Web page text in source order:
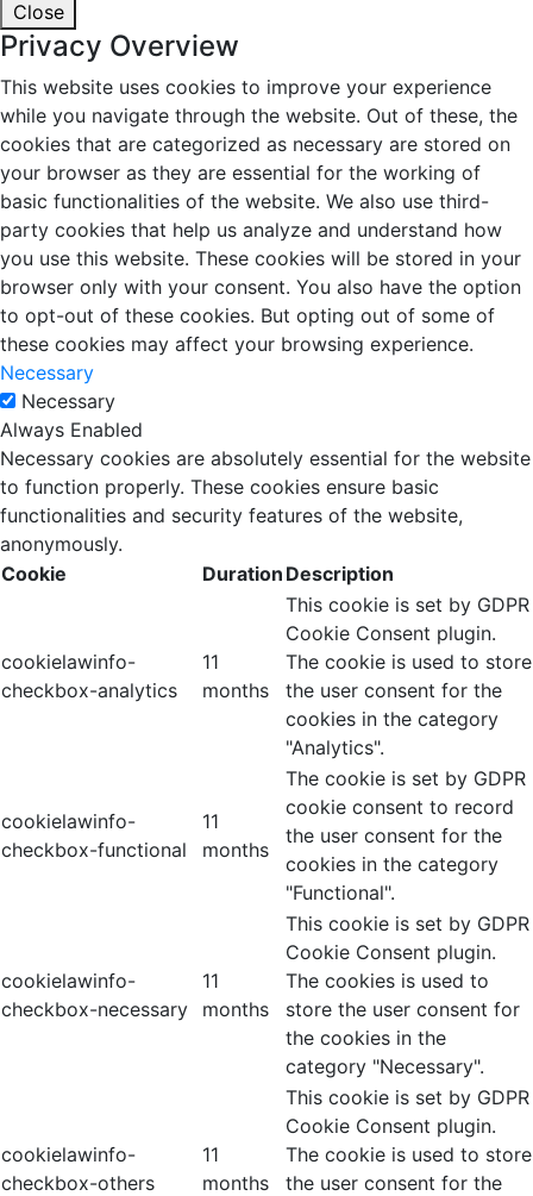
Close
Privacy Overview
This website uses cookies to improve your experience
while you navigate through the website. Out of these, the
cookies that are categorized as necessary are stored on
your browser as they are essential for the working of
basic functionalities of the website. We also use third-
party cookies that help us analyze and understand how
you use this website. These cookies will be stored in your
browser only with your consent. You also have the option
to opt-out of these cookies. But opting out of some of
these cookies may affect your browsing experience.
Necessary
Necessary
Always Enabled
Necessary cookies are absolutely essential for the website
to function properly. These cookies ensure basic
functionalities and security features of the website,
anonymously.
Cookie
Duration Description
cookielawinfo-
checkbox-analytics
11
months
This cookie is set by GDPR
Cookie Consent plugin.
The cookie is used to store
the user consent for the
cookies in the category
"Analytics".
cookielawinfo-
checkbox-functional
11
months
The cookie is set by GDPR
cookie consent to record
the user consent for the
cookies in the category
"Functional".
cookielawinfo-
checkbox-necessary
11
months
This cookie is set by GDPR
Cookie Consent plugin.
The cookies is used to
store the user consent for
the cookies in the
category "Necessary".
cookielawinfo-
checkbox-others
11
months
This cookie is set by GDPR
Cookie Consent plugin.
The cookie is used to store
the user consent for the